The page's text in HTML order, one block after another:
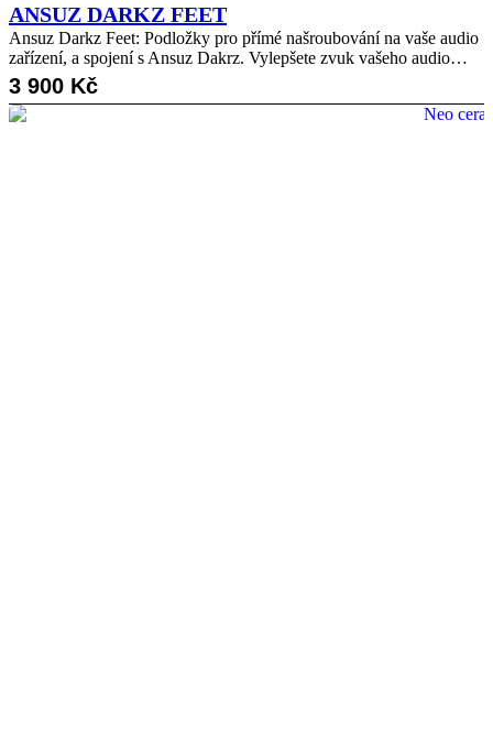
ANSUZ DARKZ FEET
Ansuz Darkz Feet: Podložky pro přímé našroubování na vaše audio
zařízení, a spojení s Ansuz Dakrz. Vylepšete zvuk vašeho audio…
3 900 Kč